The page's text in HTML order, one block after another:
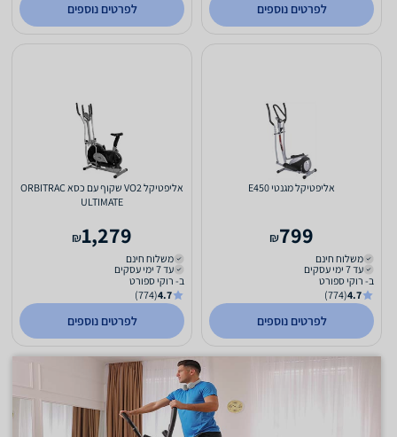
לפרטים נוספים לפרטים נוספים
אליפטיקל מגנטי E450
799
₪
משלוח חינם
עד 7 ימי עסקים
ב- רוקי ספורט
4.7
(774)
לפרטים נוספים
אליפטיקל VO2 שקוף עם כסא ORBITRAC
ULTIMATE
1,279
₪
משלוח חינם
עד 7 ימי עסקים
ב- רוקי ספורט
4.7
(774)
לפרטים נוספים